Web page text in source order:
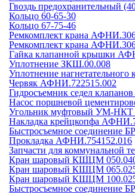
Гвоздь предохранительный
Кольцо 60-65-30
Кольцо 67-75-46
Ремкомплект крана
Ремкомплект крана
Гайка клапанной крышки
Уплотнение ЗКШ.00.008
Уплотнение
Червяк АФНИ.722515.002
Гидросъемник седел
Насос поршневой
Угольник муфтовый УМ-НКТ
Накладка крейцкопфа
Быстросъемное соединение
Прокладка АФНИ.754152.016
Запчасти для коммунальной
Кран шаровый КШЦМ
Кран шаровый КШЦМ
Кран шаровый КШЦМ
Быстросъемное соединение